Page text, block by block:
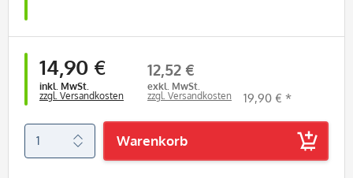
14,90 €
inkl. MwSt.
zzgl. Versandkosten
12,52 €
exkl. MwSt.
zzgl. Versandkosten
19,90 € *
Warenkorb